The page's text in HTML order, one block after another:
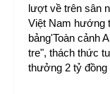
lượt về trên sân
Việt Nam hướng
bảng'Toàn cảnh
tre", thách thức
thưởng 2 tỷ